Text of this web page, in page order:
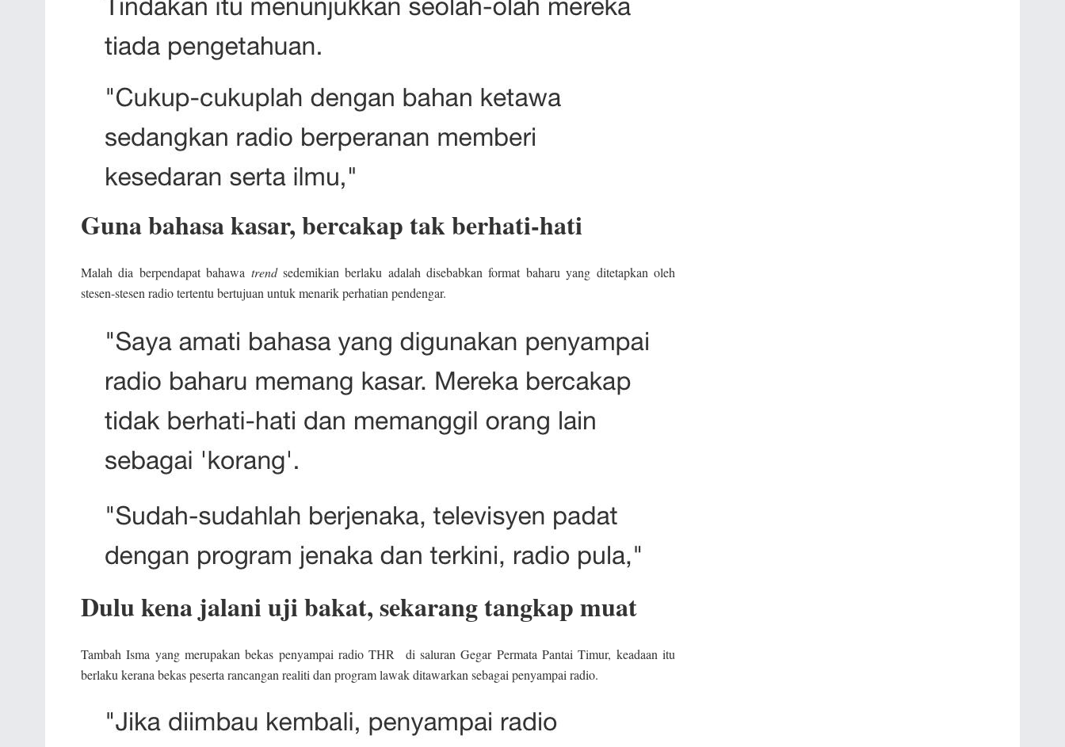
Guna bahasa kasar, bercakap tak berhati-hati
Malah dia berpendapat bahawa trendsedemikian berlaku adalah disebabkan format baharu yang ditetapkan oleh
stesen-stesen radio tertentu bertujuan untuk menarik perhatian pendengar.
Dulu kena jalani uji bakat, sekarang tangkap muat
Tambah Isma yang merupakan bekas penyampai radio THR di saluran Gegar Permata Pantai Timur, keadaan itu
berlaku kerana bekas peserta rancangan realiti dan program lawak ditawarkan sebagai penyampai radio.